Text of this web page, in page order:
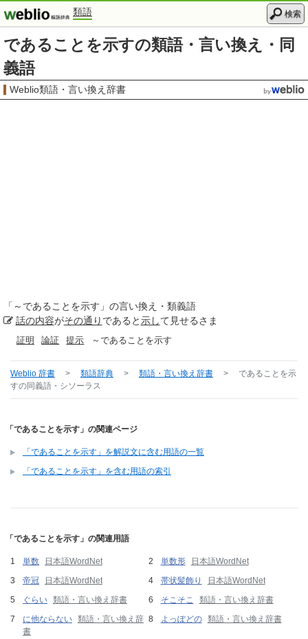
類語 検索
であることを示すの類語・言い換え・同
義語
Weblio類語・言い換え辞書
「 ～であることを示す 」の言い換え・類義語
話の内容がその通り であると示して見せるさま
証明 論証 提示 ～であることを示す
Weblio 辞書 > 類語辞典 > 類語・言い換え辞書 >
であることを示
すの同義語・シソーラス
「であることを示す」の関連ページ
「であることを示す」を解説文に含む用語の一覧
「であることを示す」を含む用語の索引
「であることを示す」の関連用語
単数 日本語WordNet 単数形
日本語WordNet
帝冠
日本語WordNet 帯状髪飾り
日本語WordNet
ぐらい 類語・言い換え辞書 そこそこ
類語・言い換え辞書
に他ならない 類語・言い換え辞
書
よっぽどの 類語・言い換え辞書